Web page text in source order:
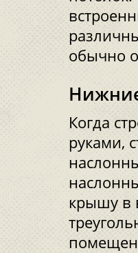
обычно
Когда
руками,
крышу в